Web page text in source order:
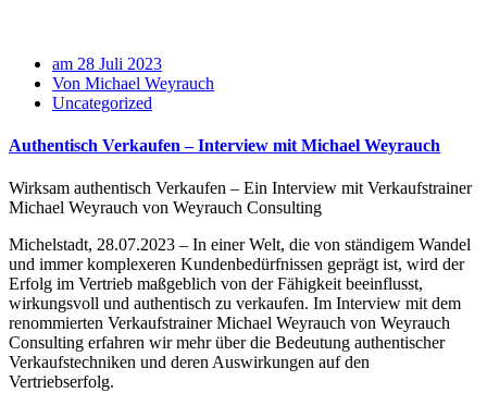
am 28 Juli 2023
Von Michael Weyrauch
Uncategorized
Authentisch Verkaufen – Interview mit Michael Weyrauch
Wirksam authentisch Verkaufen – Ein Interview mit Verkaufstrainer
Michael Weyrauch von Weyrauch Consulting
Michelstadt, 28.07.2023 – In einer Welt, die von ständigem Wandel
und immer komplexeren Kundenbedürfnissen geprägt ist, wird der
Erfolg im Vertrieb maßgeblich von der Fähigkeit beeinflusst,
wirkungsvoll und authentisch zu verkaufen. Im Interview mit dem
renommierten Verkaufstrainer Michael Weyrauch von Weyrauch
Consulting erfahren wir mehr über die Bedeutung authentischer
Verkaufstechniken und deren Auswirkungen auf den
Vertriebserfolg.